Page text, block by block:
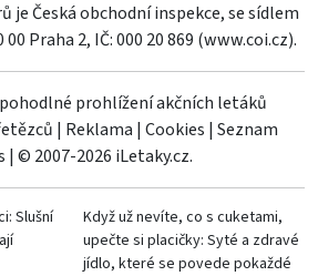
Česká obchodní inspekce, se sídlem
Praha 2, IČ: 000 20 869 (www.coi.cz).
prohlížení akčních letáků
| Reklama | Cookies | Seznam
| © 2007-2026 iLetaky.cz.
Slušní
Když už nevíte, co s cuketami,
upečte si placičky: Syté a zdravé
jídlo, které se povede pokaždé